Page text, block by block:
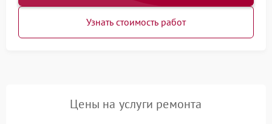
Узнать стоимость работ
Цены на услуги ремонта